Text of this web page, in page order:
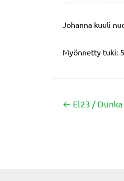
Johanna kuuli
Myönnetty tuki:
Posts
← El23 / Dunka